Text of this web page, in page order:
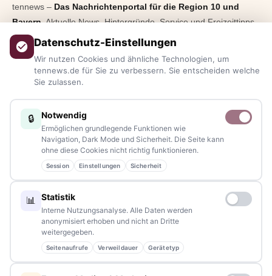
tennews – Das Nachrichtenportal für die Region 10 und
Bayern.Aktuelle News, Hintergründe, Service und Freizeittipps
aus allen Regionen, Städten und Landkreisen.
Blaulicht, von Kultur bis Sport, von Alltagstipps bis
Veranstaltungen – immer aktuell, immer aus Ihrer Nähe.
kennen eine Geschichte, die erzählt werden sollte?
Schreiben Sie uns – gemeinsam mit unseren Leserinnen und
Lesern bleiben wir am Puls der Zeit.
Partnerschaften: info@tennews.de
NAVIGATION
Datenschutz-Einstellungen
Wir nutzen Cookies und ähnliche Technologien, um
tennews.de für Sie zu verbessern. Sie entscheiden welche
Sie zulassen.
🔒 Notwendig
Ermöglichen grundlegende Funktionen wie
Navigation, Dark Mode und Sicherheit. Die Seite kann
ohne diese Cookies nicht richtig funktionieren.
Session Einstellungen Sicherheit
📊 Statistik
Interne Nutzungsanalyse. Alle Daten werden
anonymisiert erhoben und nicht an Dritte
weitergegeben.
Seitenaufrufe Verweildauer Gerätetyp